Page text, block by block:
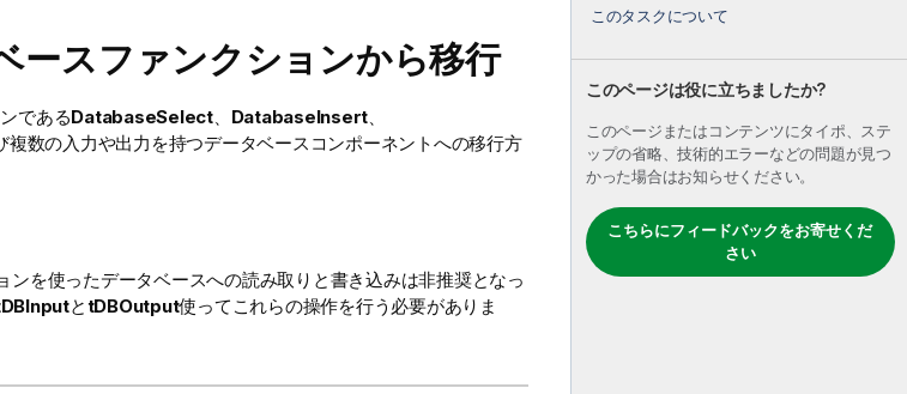
このタスクについて
このページは役に立ちましたか?
このページまたはコンテンツにタイポ、ステ
ップの省略、技術的エラーなどの問題が見つ
かった場合はお知らせください。
こちらにフィードバックをお寄せくだ
さい
ースファンクションから移行
であるDatabaseSelect、 DatabaseInsert、
複数の入力や出力を持つデータベースコンポーネントへの移行方
ンを使ったデータベースへの読み取りと書き込みは非推奨となっ
とtDBOutput使ってこれらの操作を行う必要がありま